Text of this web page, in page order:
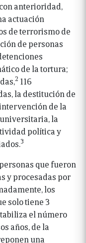
anterioridad,
actuación
de terrorismo de
de personas
de la tortura;
2 116
la destitución de
de la
la
política y
3
que fueron
y procesadas por
los
solo tiene 3
el número
años, de la
una